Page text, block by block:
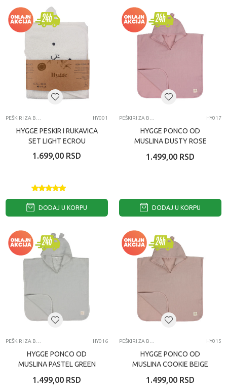
HY001
HYGGE PESKIR I RUKAVICA
SET LIGHT ECROU
1.699,00 RSD
DODAJ U KORPU
HY017
HYGGE PONCO OD
MUSLINA DUSTY ROSE
1.499,00 RSD
DODAJ U KORPU
HY016
HYGGE PONCO OD
MUSLINA PASTEL GREEN
1.499,00 RSD
HY015
HYGGE PONCO OD
MUSLINA COOKIE BEIGE
1.499,00 RSD